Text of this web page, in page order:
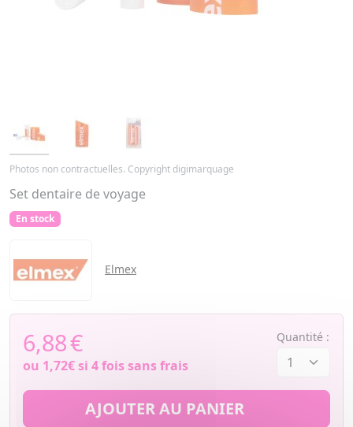
Photos non contractuelles. Copyright digimarquage
Set dentaire de voyage
En stock
Elmex
6,88€
ou 1,72€si 4 fois sans frais
Quantité :
AJOUTER AU PANIER